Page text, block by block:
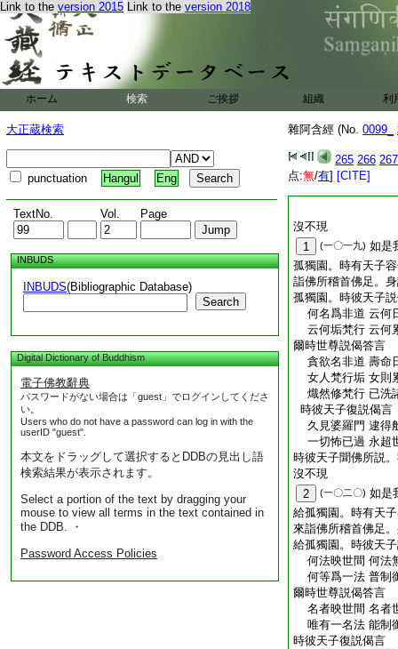
Link to the version 2015 Link to the version 2018
ホーム 検索 ご挨拶 組織 利
大正蔵検索
punctuation Hangul Eng
TextNo. Vol. Page
INBUDS
INBUDS(Bibliographic Database)
Search
Digital Dictionary of Buddhism
電子佛教辭典
パスワードがない場合は「guest」でログインしてくださ
い。
Users who do not have a password can log in with the
userID "guest".
本文をドラッグして選択するとDDBの見出し語
検索結果が表示されます。
Select a portion of the text by dragging your
mouse to view all terms in the text contained in
the DDB. ・
Password Access Policies
雜阿含經 (No. 0099_
265 266 267
点:無/有] [CITE]
沒不現
1
(一〇一九) 如是
孤獨園。時有天子
詣佛所稽首佛足。
孤獨園。時彼天子
何名爲非道 云何
云何垢梵行 云何
爾時世尊説偈答言
貪欲名非道 壽命
女人梵行垢 女則
熾然修梵行 已洗
時彼天子復説偈言
久見婆羅門 逮得
一切怖已過 永超
時彼天子聞佛所説
沒不現
2
(一〇二〇) 如是
給孤獨園。時有天
來詣佛所稽首佛足
給孤獨園。時彼天
何法映世間 何法
何等爲一法 普制
爾時世尊説偈答言
名者映世間 名者
唯有一名法 能制
時彼天子復説偈言